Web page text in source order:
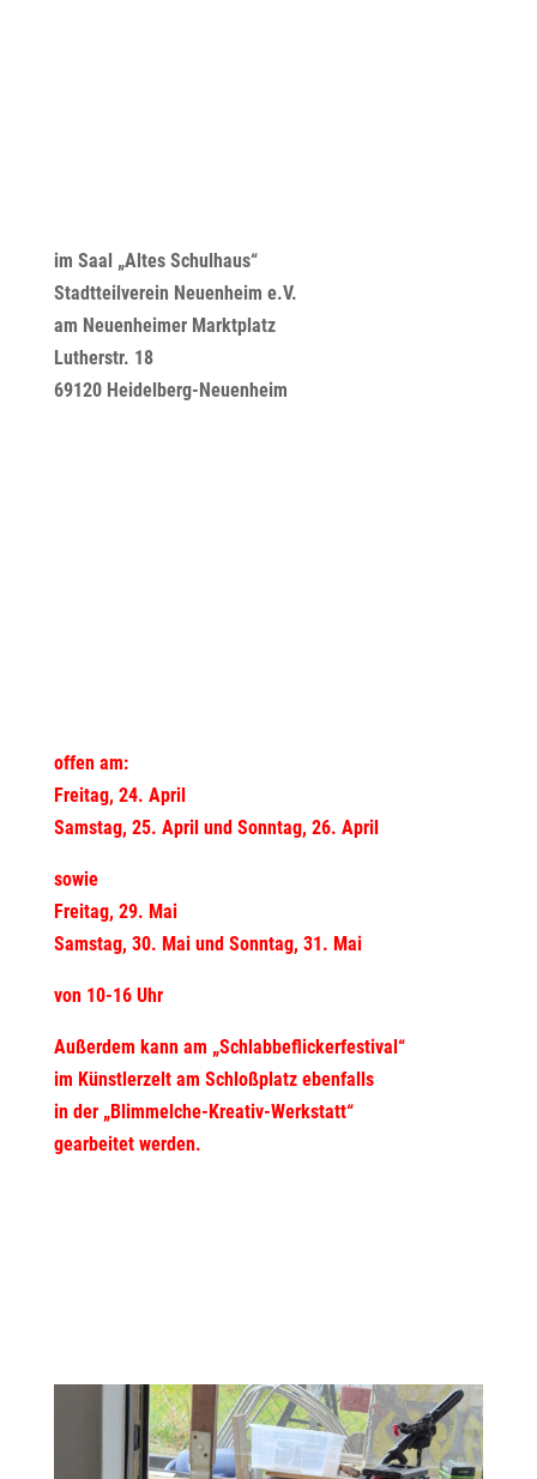
im Saal „Altes Schulhaus“
Stadtteilverein Neuenheim e.V.
am Neuenheimer Marktplatz
Lutherstr. 18
69120 Heidelberg-Neuenheim
offen am:
Freitag, 24. April
Samstag, 25. April und Sonntag, 26. April
sowie
Freitag, 29. Mai
Samstag, 30. Mai und Sonntag, 31. Mai
von 10-16 Uhr
Außerdem kann am „Schlabbeflickerfestival“
im Künstlerzelt am Schloßplatz ebenfalls
in der „Blimmelche-Kreativ-Werkstatt“
gearbeitet werden.